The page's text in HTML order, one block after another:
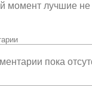
момент лучшие
пока